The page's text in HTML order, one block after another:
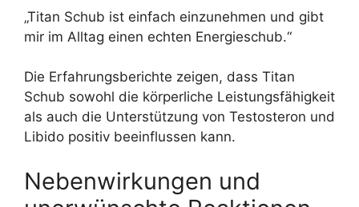
„Titan Schub ist einfach einzunehmen und gibt
mir im Alltag einen echten Energieschub.“
Die Erfahrungsberichte zeigen, dass Titan
Schub sowohl die körperliche Leistungsfähigkeit
als auch die Unterstützung von Testosteron und
Libido positiv beeinflussen kann.
Nebenwirkungen und